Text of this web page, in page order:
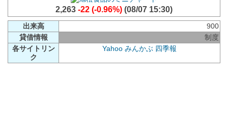
2,263 -22 (-0.96%) (08/07 15:30)
出来高
900
貸借情報
制度
各サイトリン
ク
Yahoo みんかぶ 四季報